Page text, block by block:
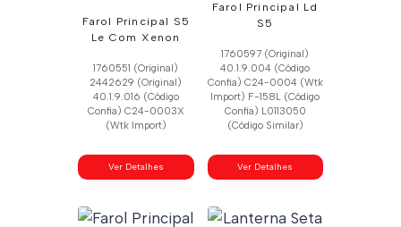
Farol Principal S5
Le Com Xenon
1760551 (Original)
2442629 (Original)
40.1.9.016 (Código
Confia) C24-0003X
(Wtk Import)
Ver Detalhes
Farol Principal Ld
S5
1760597 (Original)
40.1.9.004 (Código
Confia) C24-0004 (Wtk
Import) F-158L (Código
Confia) L0113050
(Código Similar)
Ver Detalhes